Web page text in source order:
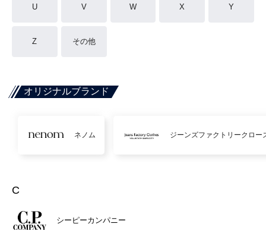
U V W X Y
Z その他
オリジナルブランド
ネノム ジーンズファクトリークロー
C
シーピーカンパニー